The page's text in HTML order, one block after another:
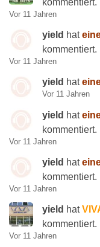
kommentiert.
Vor 11 Jahren
yield hat
kommentiert.
Vor 11 Jahren
yield hat
Vor 11 Jahren
yield hat
kommentiert.
Vor 11 Jahren
yield hat
kommentiert.
Vor 11 Jahren
yield hat
kommentiert.
Vor 11 Jahren